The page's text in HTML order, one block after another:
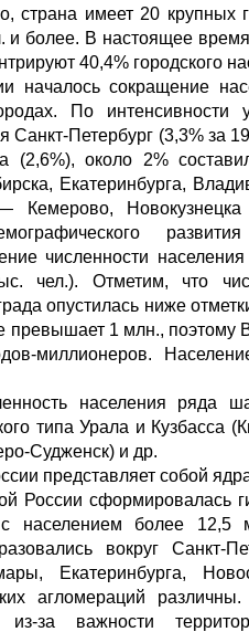
страна имеет 20 крупных
и более. В настоящее
40,4% городского
началось сокращение
По интенсивности
Санкт-Петербург (3,3% за
(2,6%), около 2%
Екатеринбурга,
Кемерово,
численности
чел.). Отметим, что
опустилась ниже
превышает 1 млн., поэтому
миллионеров.
населения ряда
типа Урала и Кузбасса
Судженск) и др.
представляет собой
России сформировалась
с населением более 12,5
вокруг Санкт-
Екатеринбурга,
агломераций
за важности